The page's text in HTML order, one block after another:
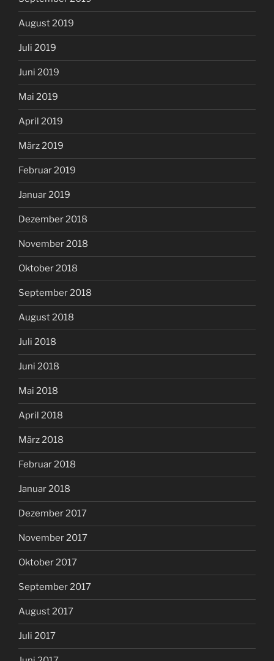
August 2019
Juli 2019
Juni 2019
Mai 2019
April 2019
März 2019
Februar 2019
Januar 2019
Dezember 2018
November 2018
Oktober 2018
September 2018
August 2018
Juli 2018
Juni 2018
Mai 2018
April 2018
März 2018
Februar 2018
Januar 2018
Dezember 2017
November 2017
Oktober 2017
September 2017
August 2017
Juli 2017